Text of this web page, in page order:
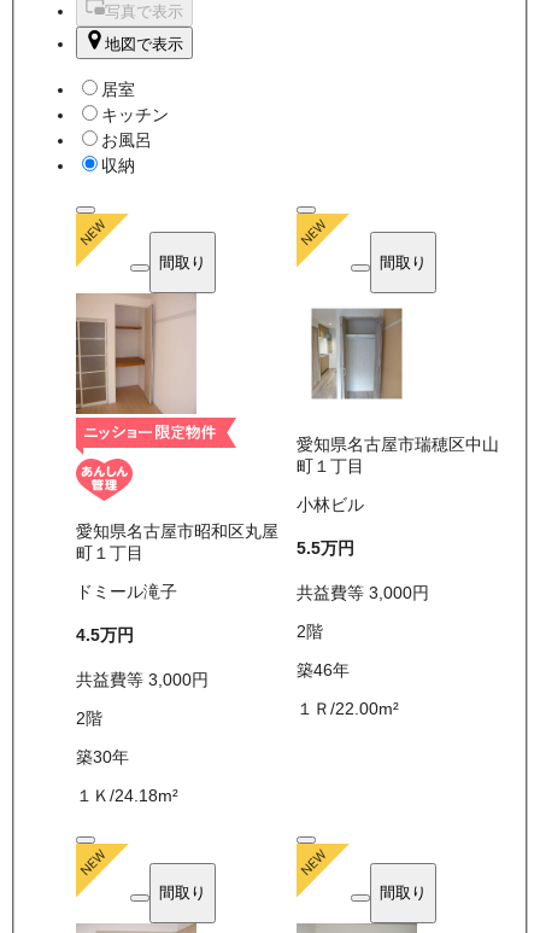
写真で表示
地図で表示
居室
キッチン
お風呂
収納
間取り
愛知県名古屋市昭和区丸屋
町１丁目
ドミール滝子
4.5万円
共益費等 3,000円
2階
築30年
１Ｋ /24.18m²
間取り
愛知県名古屋市瑞穂区中山
町１丁目
小林ビル
5.5万円
共益費等3,000円
2階
築46年
１Ｒ/22.00m²
間取り 間取り